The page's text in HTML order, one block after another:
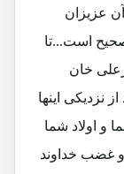
عزیزان
است...تا
خان
نزدیکی اینها
و اولاد شما
و غضب خداوند